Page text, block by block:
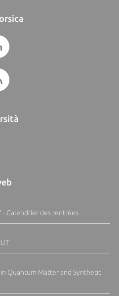
Calendrier des rentrées
Quantum Matter and Synthetic